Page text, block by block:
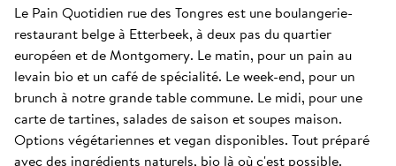
Le Pain Quotidien rue des Tongres est une boulangerie-
restaurant belge à Etterbeek, à deux pas du quartier
européen et de Montgomery. Le matin, pour un pain au
levain bio et un café de spécialité. Le week-end, pour un
brunch à notre grande table commune. Le midi, pour une
carte de tartines, salades de saison et soupes maison.
Options végétariennes et vegan disponibles. Tout préparé
avec des ingrédients naturels, bio là où c'est possible.